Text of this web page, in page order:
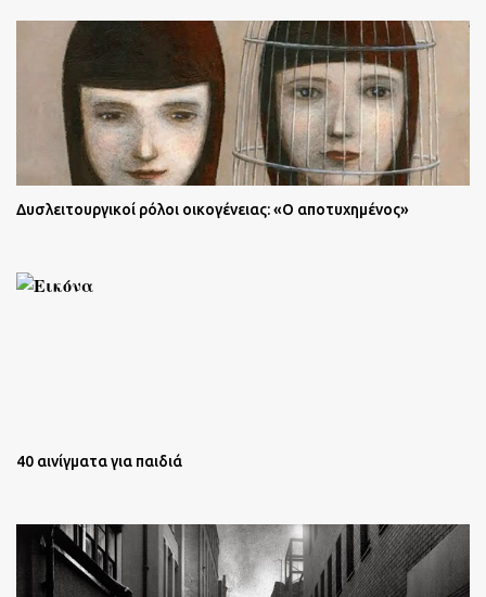
Δυσλειτουργικοί ρόλοι οικογένειας: «Ο αποτυχημένος»
40 αινίγματα για παιδιά